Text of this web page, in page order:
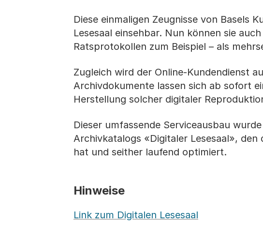
Diese einmaligen Zeugnisse von Basels
Lesesaal einsehbar. Nun können sie
Ratsprotokollen zum Beispiel – als
Zugleich wird der Online-Kundendienst
Archivdokumente lassen sich ab sofort
Herstellung solcher digitaler
Dieser umfassende Serviceausbau
Archivkatalogs «Digitaler Lesesaal»,
hat und seither laufend optimiert.
Hinweise
Link zum Digitalen Lesesaal